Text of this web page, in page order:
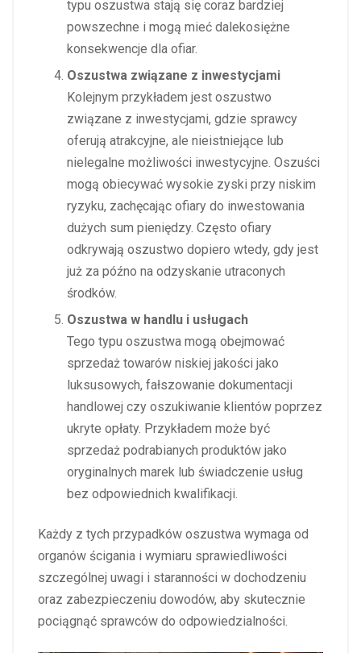
typu oszustwa stają się coraz bardziej
powszechne i mogą mieć dalekosiężne
konsekwencje dla ofiar.
Oszustwa związane z inwestycjami
Kolejnym przykładem jest oszustwo
związane z inwestycjami, gdzie sprawcy
oferują atrakcyjne, ale nieistniejące lub
nielegalne możliwości inwestycyjne. Oszuści
mogą obiecywać wysokie zyski przy niskim
ryzyku, zachęcając ofiary do inwestowania
dużych sum pieniędzy. Często ofiary
odkrywają oszustwo dopiero wtedy, gdy jest
już za późno na odzyskanie utraconych
środków.
Oszustwa w handlu i usługach
Tego typu oszustwa mogą obejmować
sprzedaż towarów niskiej jakości jako
luksusowych, fałszowanie dokumentacji
handlowej czy oszukiwanie klientów poprzez
ukryte opłaty. Przykładem może być
sprzedaż podrabianych produktów jako
oryginalnych marek lub świadczenie usług
bez odpowiednich kwalifikacji.
Każdy z tych przypadków oszustwa wymaga od
organów ścigania i wymiaru sprawiedliwości
szczególnej uwagi i staranności w dochodzeniu
oraz zabezpieczeniu dowodów, aby skutecznie
pociągnąć sprawców do odpowiedzialności.